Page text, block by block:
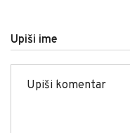
Upiši ime